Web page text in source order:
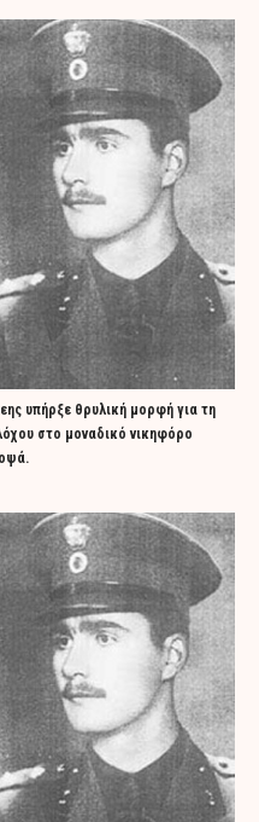
υπήρξε θρυλική μορφή για τη
στο μοναδικό νικηφόρο